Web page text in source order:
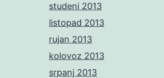
studeni 2013
listopad 2013
rujan 2013
kolovoz 2013
srpanj 2013